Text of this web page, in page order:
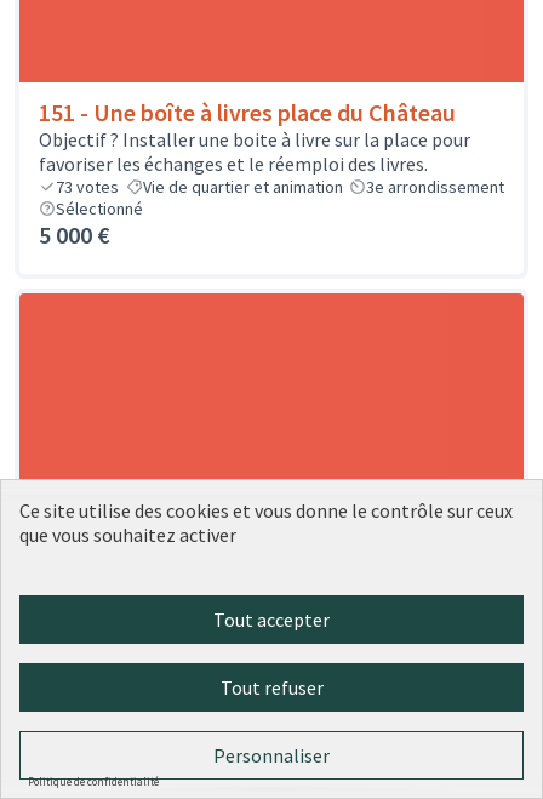
151 - Une boîte à livres place du Château
Objectif ? Installer une boite à livre sur la place pour
favoriser les échanges et le réemploi des livres.
73 votes Vie de quartier et animation
3e arrondissement
Sélectionné
5 000 €
Ce site utilise des cookies et vous donne le contrôle sur ceux
que vous souhaitez activer
Tout accepter
Tout refuser
Personnaliser
Politique de confidentialité